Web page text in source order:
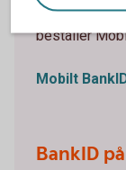
Mobilt
beställer
Mobilt
BankID